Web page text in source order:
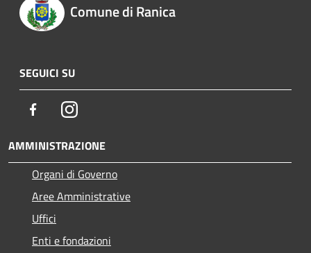
Comune di Ranica
SEGUICI SU
FacebookInstagram
AMMINISTRAZIONE
Organi di Governo
Aree Amministrative
Uffici
Enti e fondazioni